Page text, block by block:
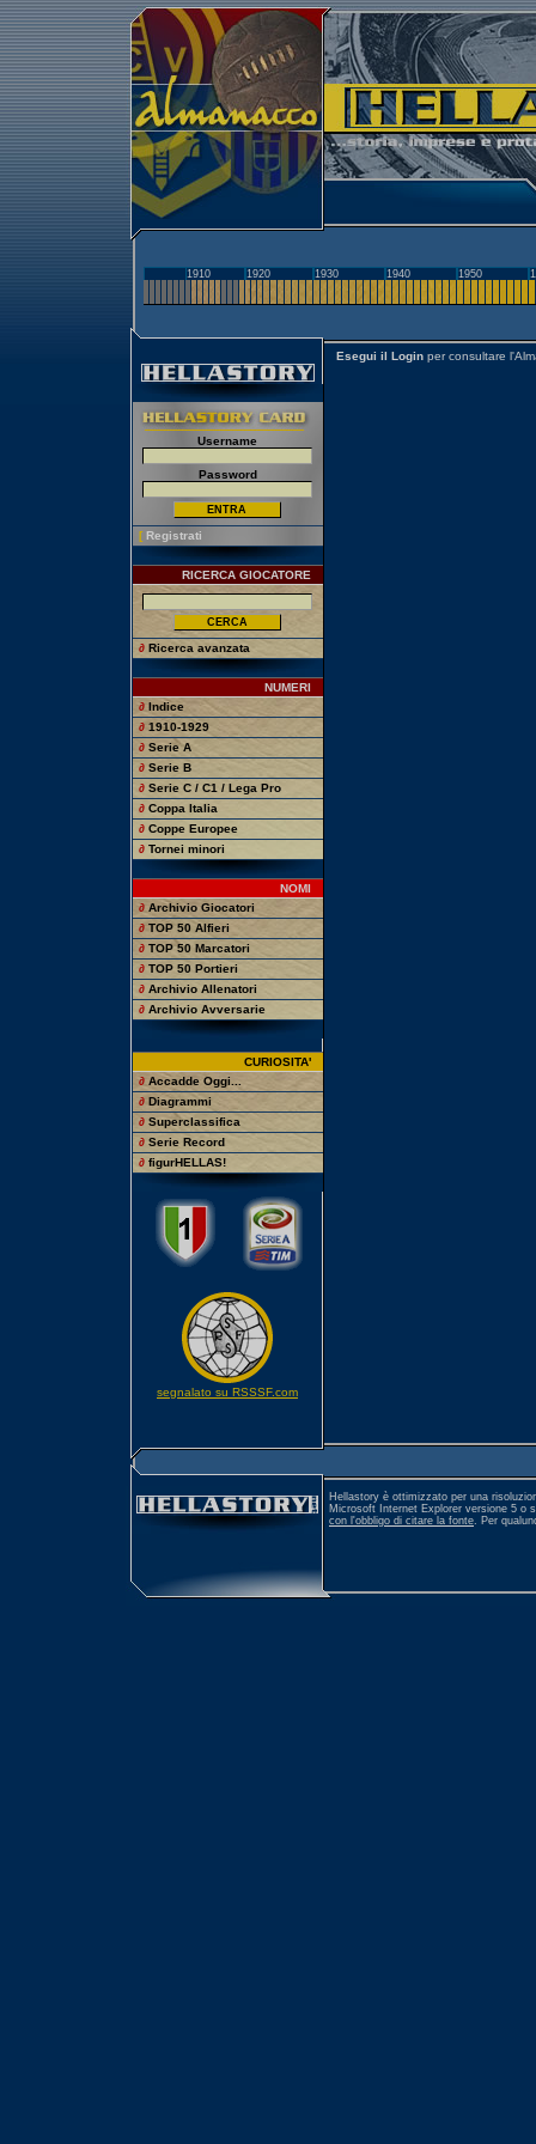
1910 1920 1930 1940 1950
Username
Password
[ Registrati
RICERCA GIOCATORE
∂ Ricerca avanzata
NUMERI
∂ Indice
∂ 1910-1929
∂ Serie A
∂ Serie B
∂ Serie C / C1 / Lega Pro
∂ Coppa Italia
∂ Coppe Europee
∂ Tornei minori
NOMI
∂ Archivio Giocatori
∂ TOP 50 Alfieri
∂ TOP 50 Marcatori
∂ TOP 50 Portieri
∂ Archivio Allenatori
∂ Archivio Avversarie
CURIOSITA'
∂ Accadde Oggi...
∂ Diagrammi
∂ Superclassifica
∂ Serie Record
∂ figurHELLAS!
segnalato su RSSSF.com
Esegui il Login per consultare
Hellastory è ottimizzato per una
Microsoft Internet Explorer versione 5 o
con l'obbligo di citare la fonte. Per